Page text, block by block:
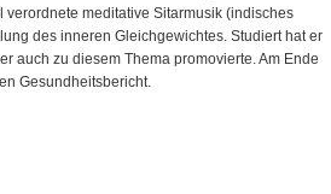
meditative Sitarmusik (indisches
des inneren Gleichgewichtes. Studiert hat er
auch zu diesem Thema promovierte. Am Ende
Gesundheitsbericht.